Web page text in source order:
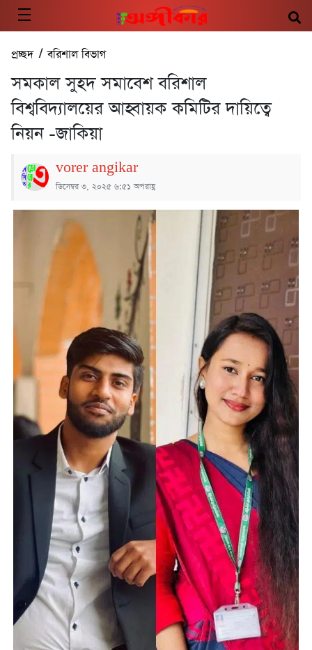
প্রচ্ছদ/বরিশাল বিভাগ
সমকাল সুহদ সমাবেশ বরিশাল
বিশ্ববিদ্যালয়ের আহ্বায়ক কমিটির দায়িত্বে
নিয়ন -জাকিয়া
vorer angikar
ডিসেম্বর ৩, ২০২৫ ৬:৫১ অপরাহ্ণ